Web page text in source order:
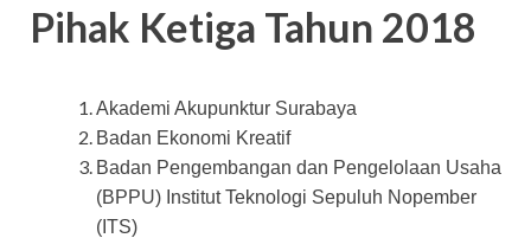
Pihak Ketiga Tahun 2018
Akademi Akupunktur Surabaya
Badan Ekonomi Kreatif
Badan Pengembangan dan Pengelolaan Usaha
(BPPU) Institut Teknologi Sepuluh Nopember
(ITS)